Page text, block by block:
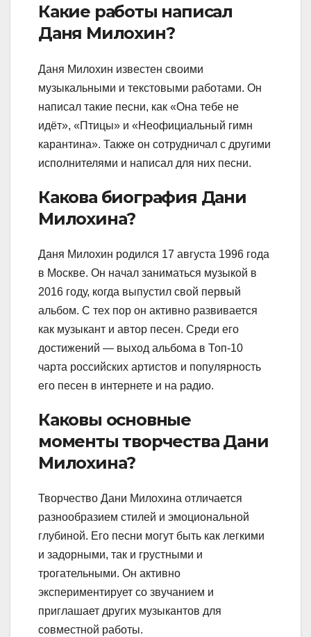
Какие работы написал
Даня Милохин?
Даня Милохин известен своими
музыкальными и текстовыми работами. Он
написал такие песни, как «Она тебе не
идёт», «Птицы» и «Неофициальный гимн
карантина». Также он сотрудничал с другими
исполнителями и написал для них песни.
Какова биография Дани
Милохина?
Даня Милохин родился 17 августа 1996 года
в Москве. Он начал заниматься музыкой в
2016 году, когда выпустил свой первый
альбом. С тех пор он активно развивается
как музыкант и автор песен. Среди его
достижений — выход альбома в Топ-10
чарта российских артистов и популярность
его песен в интернете и на радио.
Каковы основные
моменты творчества Дани
Милохина?
Творчество Дани Милохина отличается
разнообразием стилей и эмоциональной
глубиной. Его песни могут быть как легкими
и задорными, так и грустными и
трогательными. Он активно
экспериментирует со звучанием и
приглашает других музыкантов для
совместной работы.